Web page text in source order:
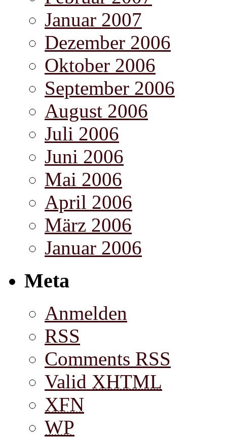
Januar 2007
Dezember 2006
Oktober 2006
September 2006
August 2006
Juli 2006
Juni 2006
Mai 2006
April 2006
März 2006
Januar 2006
Meta
Anmelden
RSS
Comments RSS
Valid XHTML
XFN
WP